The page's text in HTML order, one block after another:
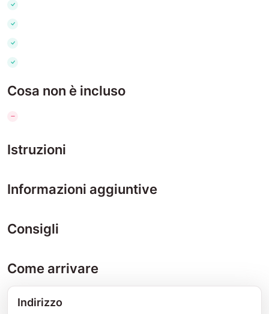
Cosa non è incluso
Istruzioni
Informazioni aggiuntive
Consigli
Come arrivare
Indirizzo